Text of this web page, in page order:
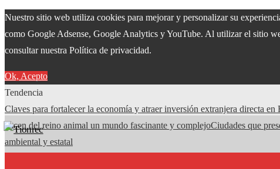
Nuestro sitio web utiliza cookies para mejorar y personalizar su
como Google Adsense, Google Analytics y YouTube. Al utilizar el sitio
consultar nuestra Política de privacidad.
Ok, Acepto
Tendencia
Claves para fortalecer la economía y atraer inversión extranjera directa
hacen del reino animal un mundo fascinante y complejoCiudades que
ambiental y estatal